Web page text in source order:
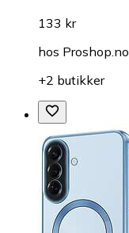
133 kr
hos Proshop.no
+2 butikker